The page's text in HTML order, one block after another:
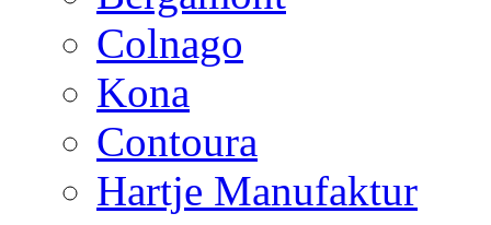
Colnago
Kona
Contoura
Hartje Manufaktur